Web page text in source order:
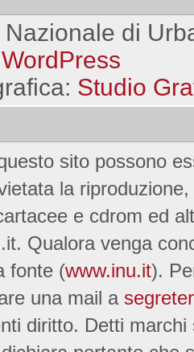
di
WordPress
Studio
sito possono
la
e cdrom ed
Qualora venga
fonte (www.inu.it).
una mail a
diritto. Detti